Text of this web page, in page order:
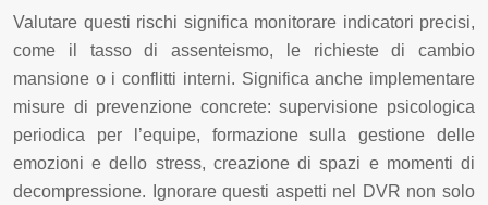
Valutare questi rischi significa monitorare indicatori precisi,
come il tasso di assenteismo, le richieste di cambio
mansione o i conflitti interni. Significa anche implementare
misure di prevenzione concrete: supervisione psicologica
periodica per l’equipe, formazione sulla gestione delle
emozioni e dello stress, creazione di spazi e momenti di
decompressione. Ignorare questi aspetti nel DVR non solo